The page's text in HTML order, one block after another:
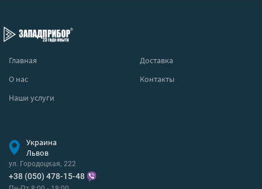
Главная
Доставка
О нас
Контакты
Наши услуги
Украина
Львов
ул. Городоцкая, 222
+38 (050) 478-15-48